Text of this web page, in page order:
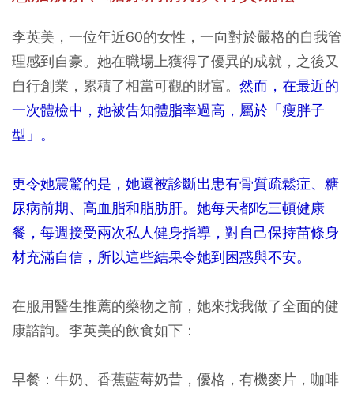
李英美，一位年近60的女性，一向對於嚴格的自我管
理感到自豪。她在職場上獲得了優異的成就，之後又
自行創業，累積了相當可觀的財富。 然而，在最近的
一次體檢中，她被告知體脂率過高，屬於「瘦胖子
型」。
更令她震驚的是，她還被診斷出患有骨質疏鬆症、糖
尿病前期、高血脂和脂肪肝。她每天都吃三頓健康
餐，每週接受兩次私人健身指導，對自己保持苗條身
材充滿自信，所以這些結果令她到困惑與不安。
在服用醫生推薦的藥物之前，她來找我做了全面的健
康諮詢。李英美的飲食如下：
早餐： 牛奶、香蕉藍莓奶昔，優格，有機麥片，咖啡